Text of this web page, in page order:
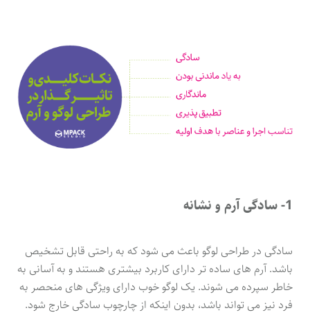
1- سادگی آرم و نشانه
سادگی در طراحی لوگو باعث می شود که به راحتی قابل تشخیص
باشد. آرم های ساده تر دارای کاربرد بیشتری هستند و به آسانی به
خاطر سپرده می شوند. یک لوگو خوب دارای ویژگی های منحصر به
فرد نیز می تواند باشد، بدون اینکه از چارچوب سادگی خارج شود.